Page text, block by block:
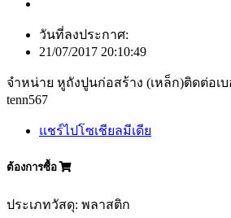
วันที่ลงประกาศ:
21/07/2017 20:10:49
จำหน่าย หูถังปูนก่อสร้าง (เหล็ก)ติดต่อเบ
tenn567
แชร์ไปโซเชียลมีเดีย
ต้องการซื้อ
ประเภทวัสดุ: พลาสติก